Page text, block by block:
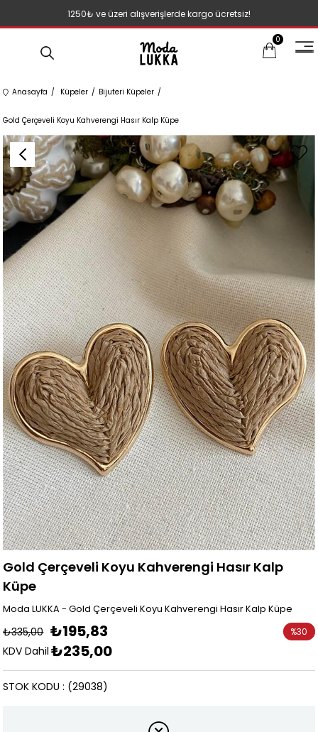
1250₺ ve üzeri alışverişlerde kargo ücretsiz!
0
Anasayfa Küpeler Bijuteri Küpeler
Gold Çerçeveli Koyu Kahverengi Hasır Kalp Küpe
Gold Çerçeveli Koyu Kahverengi Hasır Kalp
Küpe
Moda LUKKA - Gold Çerçeveli Koyu Kahverengi Hasır Kalp Küpe
₺335,00 ₺195,83
KDV Dahil ₺235,00
%30
(29038)
STOK KODU